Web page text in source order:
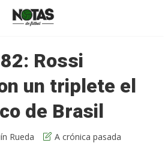
Rossi
un triplete el
de Brasil
Rueda
A crónica pasada